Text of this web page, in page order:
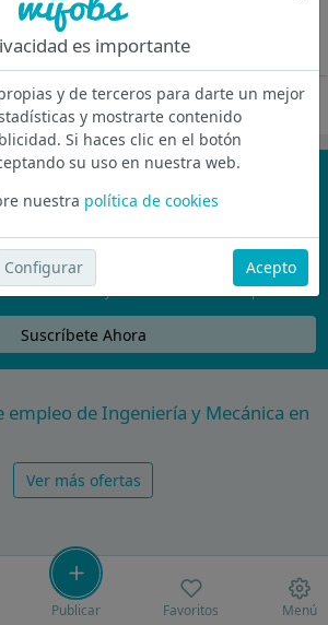
(técnica y económica) y presentación
Oferta desactivada
de wijobs y recibe por email las mejores
email con nadie y no te vamos a enviar spam
Suscríbete Ahora
de Ingeniería y Mecánica en
Ver más ofertas
Publicar Favoritos Menú
es importante
y de terceros para darte un mejor
y mostrarte contenido
Si haces clic en el botón
su uso en nuestra web.
nuestra política de cookies
Configurar Acepto